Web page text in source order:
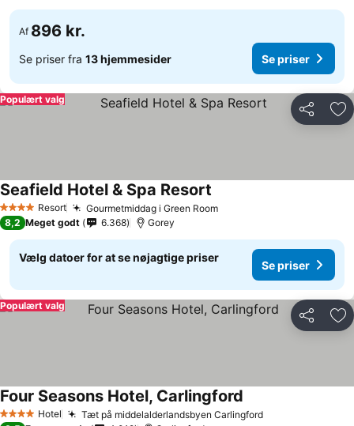
Af 896 kr.
Se priser fra 13 hjemmesider Se priser
Del
Populært valg
4 StjernerResort Gourmetmiddag i Green Room
Seafield Hotel & Spa Resort
8,2 Meget godt 6.368 Gorey
Vælg datoer for at se nøjagtige priser
Se priser
Del
Populært valg
4 StjernerHotel Tæt på middelalderlandsbyen Carlingford
Four Seasons Hotel, Carlingford